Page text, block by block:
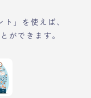
」を使えば、
ができます。